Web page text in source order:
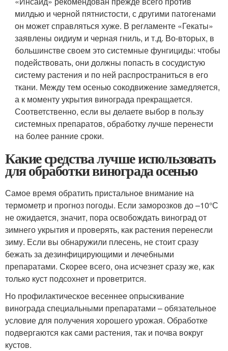
милдью и черной пятнистости, с другими патогенами
он может справляться хуже. В регламенте «Гекаты»
заявлены оидиум и черная гниль, и т.д. Во-вторых, в
большинстве своем это системные фунгициды: чтобы
подействовать, они должны попасть в сосудистую
систему растения и по ней распространиться в его
ткани. Между тем осенью сокодвижение замедляется,
а к моменту укрытия винограда прекращается.
Соответственно, если вы делаете выбор в пользу
системных препаратов, обработку лучше перенести
на более ранние сроки.
Какие средства лучше использовать
для обработки винограда осенью
Самое время обратить пристальное внимание на
термометр и прогноз погоды. Если заморозков до –10°С
не ожидается, значит, пора освобождать виноград от
зимнего укрытия и проверять, как растения перенесли
зиму. Если вы обнаружили плесень, не стоит сразу
бежать за дезинфицирующими и лечебными
препаратами. Скорее всего, она исчезнет сразу же, как
только куст подсохнет и проветрится.
Но профилактическое весеннее опрыскивание
винограда специальными препаратами – обязательное
условие для получения хорошего урожая. Обработке
подвергаются как сами растения, так и почва вокруг
кустов.